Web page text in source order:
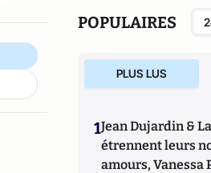
POPULAIRES
PLUS LUS
1Jean Dujardin &
étrennent leurs
amours, Vanessa